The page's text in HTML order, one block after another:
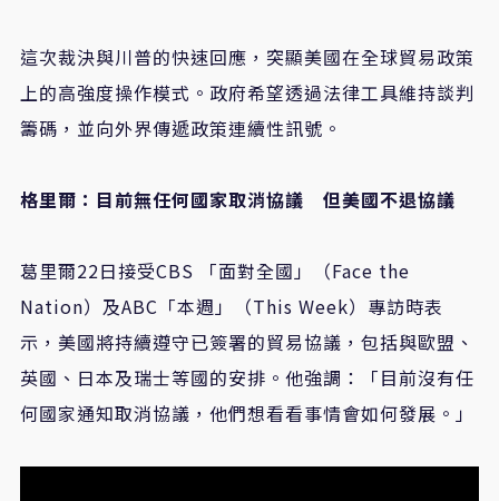
這次裁決與川普的快速回應，突顯美國在全球貿易政策
上的高強度操作模式。政府希望透過法律工具維持談判
籌碼，並向外界傳遞政策連續性訊號。
格里爾：目前無任何國家取消協議 但美國不退協議
葛里爾22日接受CBS 「面對全國」（Face the
Nation）及ABC 「本週」（This Week）專訪時表
示，美國將持續遵守已簽署的貿易協議，包括與歐盟、
英國、日本及瑞士等國的安排。他強調：「目前沒有任
何國家通知取消協議，他們想看看事情會如何發展。」